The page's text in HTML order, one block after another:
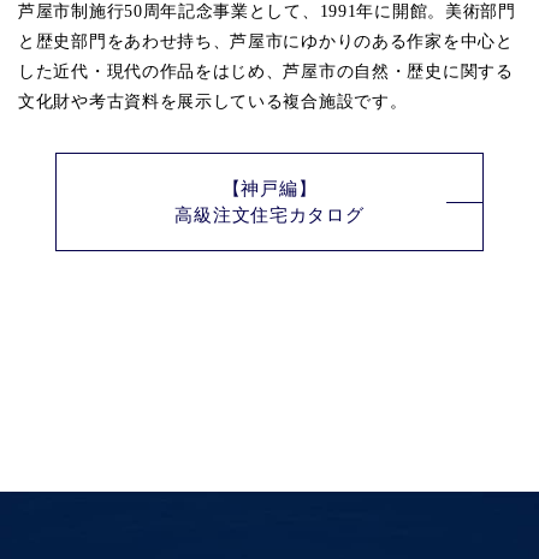
芦屋市制施行50周年記念事業として、1991年に開館。美術部門
と歴史部門をあわせ持ち、芦屋市にゆかりのある作家を中心と
した近代・現代の作品をはじめ、芦屋市の自然・歴史に関する
文化財や考古資料を展示している複合施設です。
【神戸編】
高級注文住宅カタログ